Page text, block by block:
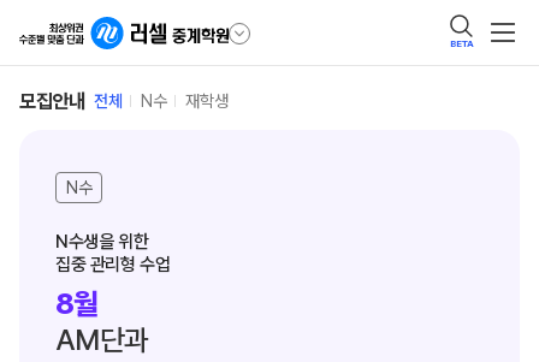
BETA
모집안내 전체 N수 재학생
N수
N수생을 위한
집중 관리형 수업
8월
AM단과